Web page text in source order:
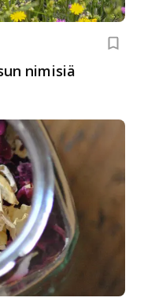
nimisiä